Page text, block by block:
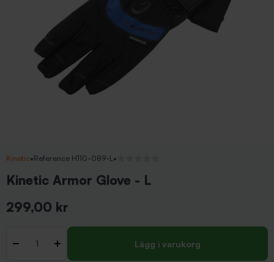
Kinetic•Reference H110-089-L•
Kinetic Armor Glove - L
299,00 kr
- + Lägg i varukorg